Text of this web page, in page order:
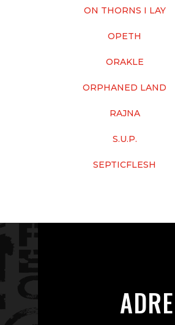
ON THORNS I LAY
OPETH
ORAKLE
ORPHANED LAND
RAJNA
S.U.P.
SEPTICFLESH